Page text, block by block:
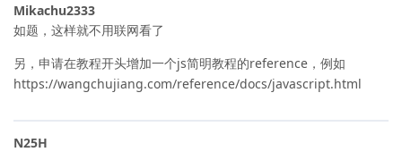
Mikachu2333
如题，这样就不用联网看了
另，申请在教程开头增加一个js简明教程的reference，例如
https://wangchujiang.com/reference/docs/javascript.html
N25H